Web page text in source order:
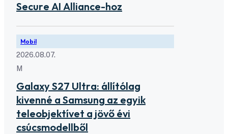
Secure AI Alliance-hoz
Mobil
2026.08.07.
M
Galaxy S27 Ultra: állítólag
kivenné a Samsung az egyik
teleobjektívet a jövő évi
csúcsmodellből